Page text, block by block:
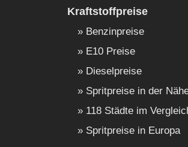
Kraftstoffpreise
Benzinpreise
E10 Preise
Dieselpreise
Spritpreise in der
118 Städte im
Spritpreise in Europa